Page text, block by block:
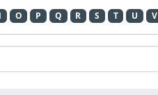
O P Q R S T U V